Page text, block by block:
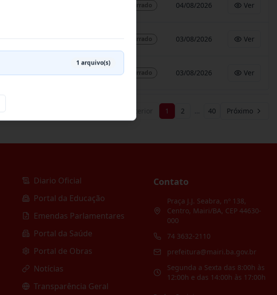
Encerrado 04/08/2026 Ver
Encerrado 03/08/2026 Ver
Encerrado 03/08/2026 Ver
1 2 … 40 Próximo
Diario Oficial
Portal da Educação
Emendas Parlamentares
Portal da Saúde
Portal de Obras
Notícias
Transparência Geral
Contato
Praça J.J. Seabra, nº 138,
Centro, Mairi/BA, CEP 44630-
000
74 3632-2110
prefeitura@mairi.ba.gov.br
Segunda a Sexta das 8:00h às
12:00h e das 14:00h às 17:00h
1 arquivo(s)